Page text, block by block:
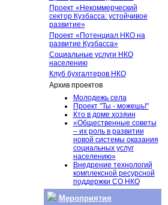
Проект «Некоммерческий
сектор Кузбасса: устойчивое
развитие»
Проект «Потенциал НКО на
развитие Кузбасса»
Социальные услуги НКО
населению
Клуб бухгалтеров НКО
Архив проектов
Молодежь села
Проект "Ты - можешь!"
Кто в доме хозяин
«Общественные советы
– их роль в развитии
новой системы оказания
социальных услуг
населению»
Внедрение технологий
комплексной ресурсной
поддержки СО НКО
Мероприятия